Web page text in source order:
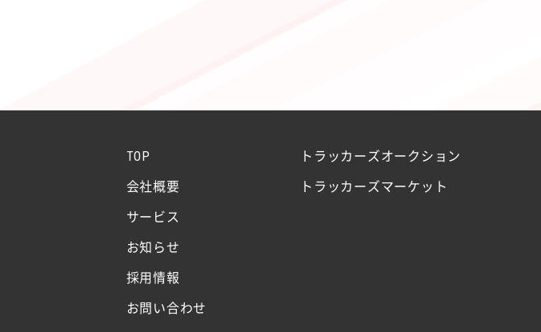
TOP
会社概要
サービス
お知らせ
採用情報
お問い合わせ
トラッカーズオークション
トラッカーズマーケット